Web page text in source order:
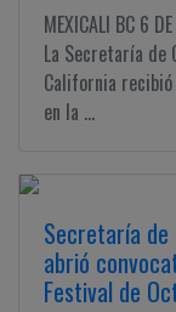
MEXICALI BC 6
La Secretaría de
California
en la ...
Secretaría de
abrió
Festival de